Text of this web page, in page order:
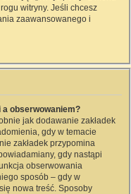
witryny. Jeśli chcesz
zaawansowanego i
a obserwowaniem?
jak dodawanie zakładek
gdy w temacie
zakładek przypomina
gdy nastąpi
obserwowania
sposób – gdy w
nowa treść. Sposoby